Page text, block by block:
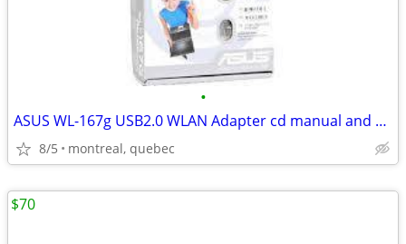
•
ASUS WL-167g USB2.0 WLAN Adapter cd manual and support utility
8/5 montreal, quebec
$70